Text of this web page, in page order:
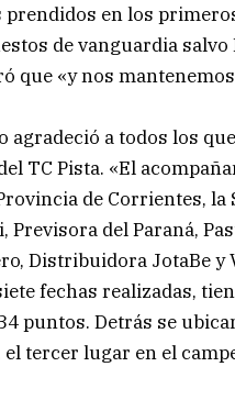
en los
de vanguardia
que «y nos
agradeció a todos los
TC Pista. «El
de Corrientes,
del Paraná,
Distribuidora JotaBe y
fechas realizadas,
puntos. Detrás se
tercer lugar en el